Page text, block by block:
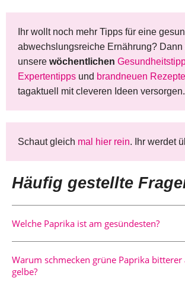
Ihr wollt noch mehr Tipps für eine
abwechslungsreiche Ernährung? Dann
unsere wöchentlichen
Expertentipps und brandneuen Rezepte
tagaktuell mit cleveren Ideen versorgen.
Schaut gleich mal hier rein. Ihr werdet
Häufig gestellte
Welche Paprika ist am gesündesten?
sie den höchsten Gehalt an Vitamin C
aufweisen.
Warum schmecken grüne Paprika
gelbe?